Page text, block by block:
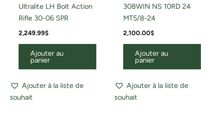
Ultralite LH Bolt Action
Rifle 30-06 SPR
2,249.99$
Ajouter au
panier
Ajouter à la liste de
souhait
308WIN NS 10RD 24
MT5/8-24
2,100.00$
Ajouter au
panier
Ajouter à la liste de
souhait